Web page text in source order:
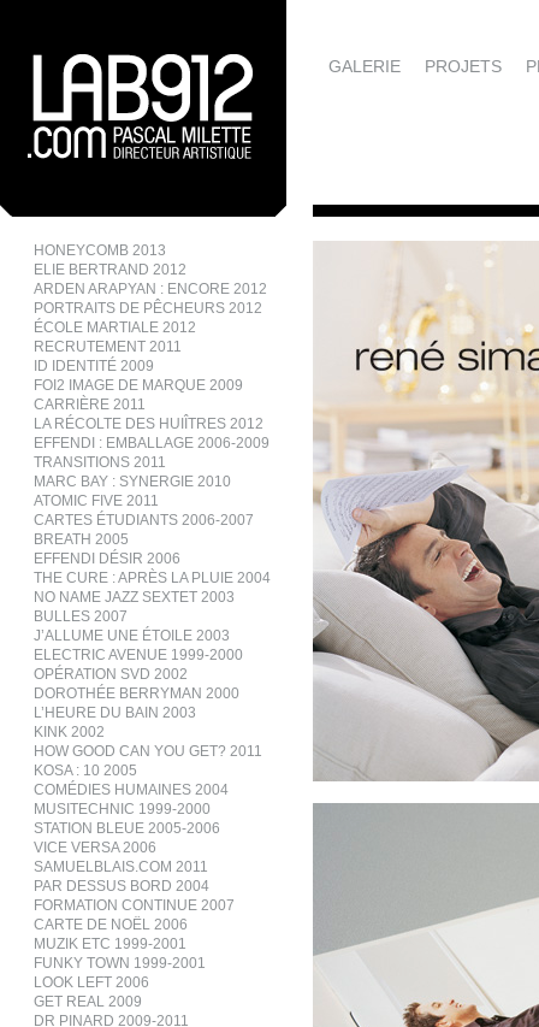
HONEYCOMB 2013
ELIE BERTRAND 2012
ARDEN ARAPYAN : ENCORE 2012
PORTRAITS DE PÊCHEURS 2012
ÉCOLE MARTIALE 2012
RECRUTEMENT 2011
ID IDENTITÉ 2009
FOI2 IMAGE DE MARQUE 2009
CARRIÈRE 2011
LA RÉCOLTE DES HUIÎTRES 2012
EFFENDI : EMBALLAGE 2006-2009
TRANSITIONS 2011
MARC BAY : SYNERGIE 2010
ATOMIC FIVE 2011
CARTES ÉTUDIANTS 2006-2007
BREATH 2005
EFFENDI DÉSIR 2006
THE CURE : APRÈS LA PLUIE 2004
NO NAME JAZZ SEXTET 2003
BULLES 2007
J’ALLUME UNE ÉTOILE 2003
ELECTRIC AVENUE 1999-2000
OPÉRATION SVD 2002
DOROTHÉE BERRYMAN 2000
L’HEURE DU BAIN 2003
KINK 2002
HOW GOOD CAN YOU GET? 2011
KOSA : 10 2005
COMÉDIES HUMAINES 2004
MUSITECHNIC 1999-2000
STATION BLEUE 2005-2006
VICE VERSA 2006
SAMUELBLAIS.COM 2011
PAR DESSUS BORD 2004
FORMATION CONTINUE 2007
CARTE DE NOËL 2006
MUZIK ETC 1999-2001
FUNKY TOWN 1999-2001
LOOK LEFT 2006
GET REAL 2009
DR PINARD 2009-2011
GALERIE PROJETS